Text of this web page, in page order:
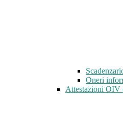
Oneri
Attestazioni OIV